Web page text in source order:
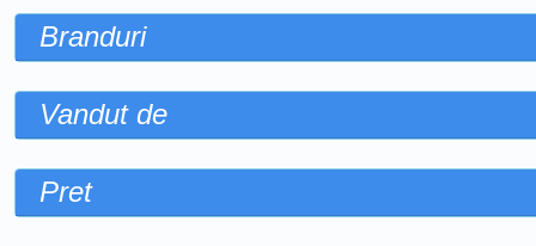
Branduri
Vandut de
Pret